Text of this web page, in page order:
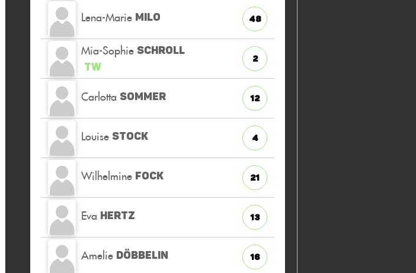
Lena-Marie MILO 48
Mia-Sophie SCHROLL
TW
2
Carlotta SOMMER 12
Louise STOCK 4
Wilhelmine FOCK 21
Eva HERTZ 13
Amelie DÖBBELIN 16